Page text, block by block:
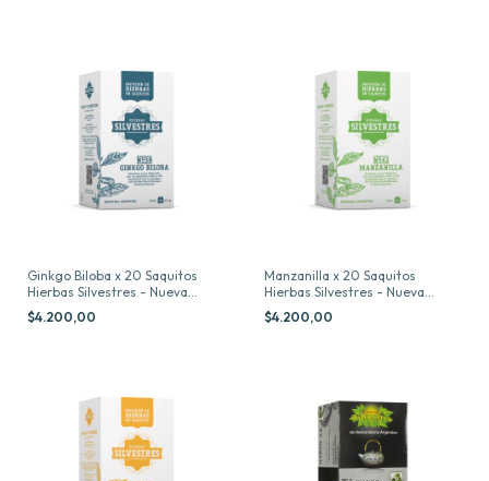
Ginkgo Biloba x 20 Saquitos
Hierbas Silvestres - Nueva
Presentacion
$4.200,00
Manzanilla x 20 Saquitos
Hierbas Silvestres - Nueva
Presentacion
$4.200,00